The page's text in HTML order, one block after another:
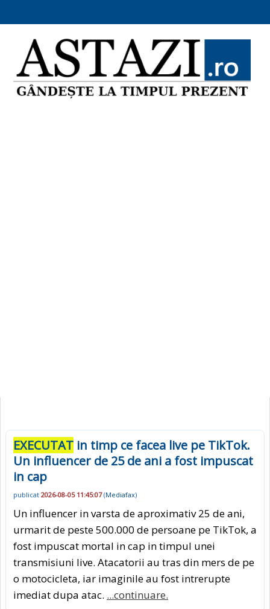
EXECUTAT in timp ce facea live pe TikTok.
Un influencer de 25 de ani a fost impuscat
in cap
publicat 2026-08-05 11:45:07(Mediafax)
Un influencer in varsta de aproximativ 25 de ani,
urmarit de peste 500.000 de persoane pe TikTok, a
fost impuscat mortal in cap in timpul unei
transmisiuni live. Atacatorii au tras din mers de pe
o motocicleta, iar imaginile au fost intrerupte
imediat dupa atac. ...continuare.